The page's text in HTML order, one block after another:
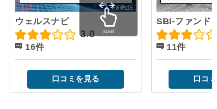
ウェルスナビ
3.0
16件
口コミを見る
SBI-ファンド
11件
口コ
scroll